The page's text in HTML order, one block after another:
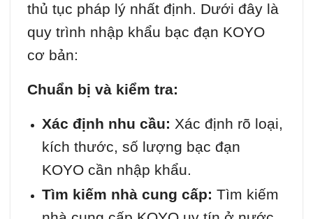
thủ tục pháp lý nhất định. Dưới đây là
quy trình nhập khẩu bạc đạn KOYO
cơ bản:
Chuẩn bị và kiểm tra:
Xác định nhu cầu: Xác định rõ loại,
kích thước, số lượng bạc đạn
KOYO cần nhập khẩu.
Tìm kiếm nhà cung cấp: Tìm kiếm